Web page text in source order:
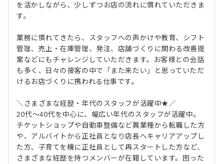
を活かしながら、少しずつお店の流れに慣れていただきま
す。
業務に慣れてきたら、スタッフへの声かけや教育、シフト
管理、売上・在庫管理、発注、店舗づくりに関わる改善提
案などにもチャレンジしていただきます。お客様との会話
も多く、日々の接客の中で「また来たい」と思っていただ
けるお店づくりに携われる仕事です。
＼さまざまな経歴・年代のスタッフが活躍中★／
20代～40代を中心に、幅広い年代のスタッフが活躍中。
チケットショップや自動車整備など異業種から転職した方
や、アルバイトから正社員となり店長へキャリアアップし
た方、子育てを機に正社員として再スタートした方など、
さまざまな経歴を持つメンバーが在籍しています。困った